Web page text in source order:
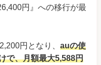
円』への移行が最
円となり、 auの使
で、月額最大5,588円